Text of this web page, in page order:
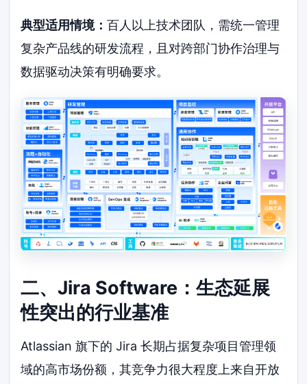
典型适用情境：百人以上技术团队，需统一管理
复杂产品线的研发流程，且对跨部门协作治理与
数据驱动决策有明确要求。
二、Jira Software：生态延展
性突出的行业基准
Atlassian 旗下的 Jira 长期占据复杂项目管理领
域的高市场份额，其竞争力很大程度上来自开放